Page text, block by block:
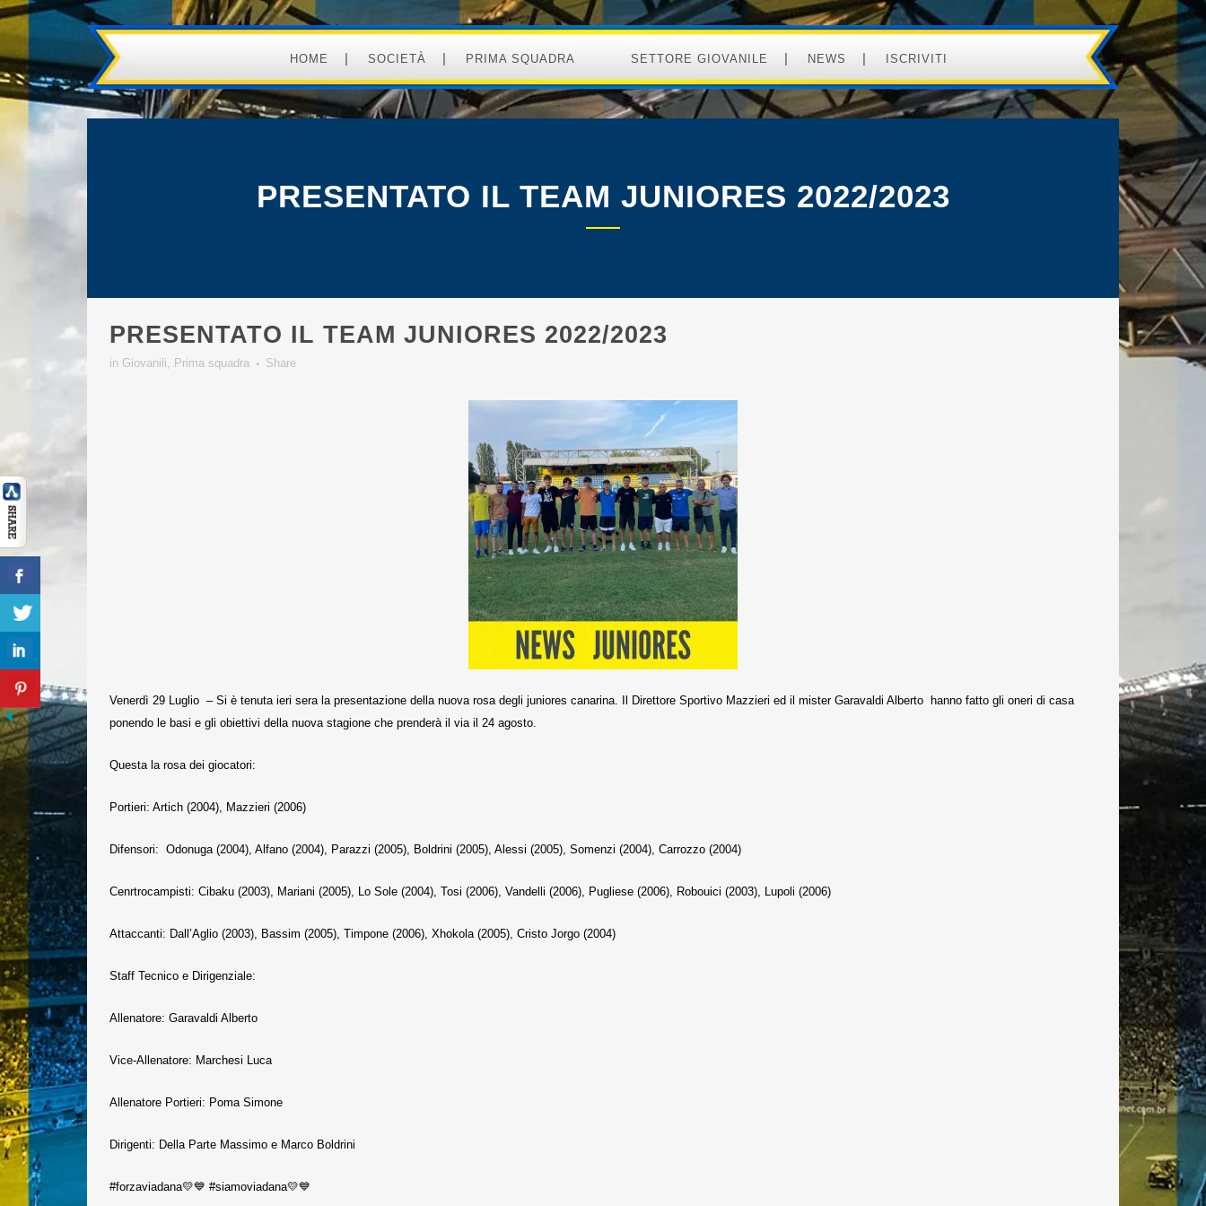
HOME SOCIETÀ PRIMA SQUADRA SETTORE GIOVANILE NEWS ISCRIVITI
PRESENTATO IL TEAM JUNIORES 2022/2023
PRESENTATO IL TEAM JUNIORES 2022/2023
in Giovanili, Prima squadra Share
Venerdì 29 Luglio – Si è tenuta ieri sera la presentazione della nuova rosa degli juniores canarina. Il Direttore Sportivo Mazzieri ed il mister Garavaldi Alberto hanno fatto gli oneri di casa
ponendo le basi e gli obiettivi della nuova stagione che prenderà il via il 24 agosto.
Questa la rosa dei giocatori:
Portieri: Artich (2004), Mazzieri (2006)
Difensori: Odonuga (2004), Alfano (2004), Parazzi (2005), Boldrini (2005), Alessi (2005), Somenzi (2004), Carrozzo (2004)
Cenrtrocampisti: Cibaku (2003), Mariani (2005), Lo Sole (2004), Tosi (2006), Vandelli (2006), Pugliese (2006), Robouici (2003), Lupoli (2006)
Attaccanti: Dall’Aglio (2003), Bassim (2005), Timpone (2006), Xhokola (2005), Cristo Jorgo (2004)
Staff Tecnico e Dirigenziale:
Allenatore: Garavaldi Alberto
Vice-Allenatore: Marchesi Luca
Allenatore Portieri: Poma Simone
Dirigenti: Della Parte Massimo e Marco Boldrini
#forzaviadana💛💙 #siamoviadana💛💙